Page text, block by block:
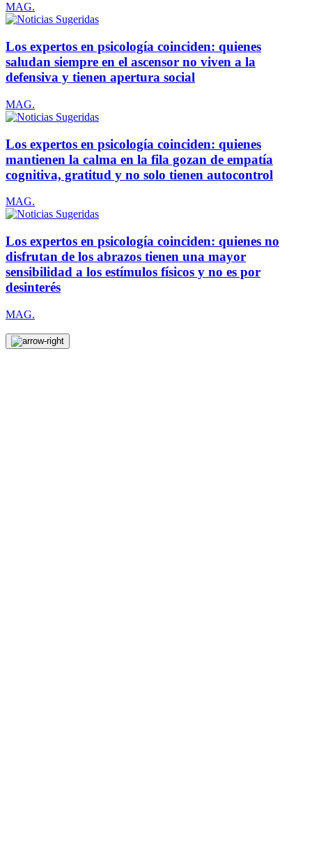
MAG.
Los expertos en psicología coinciden: quienes
saludan siempre en el ascensor no viven a la
defensiva y tienen apertura social
MAG.
Los expertos en psicología coinciden: quienes
mantienen la calma en la fila gozan de empatía
cognitiva, gratitud y no solo tienen autocontrol
MAG.
Los expertos en psicología coinciden: quienes no
disfrutan de los abrazos tienen una mayor
sensibilidad a los estímulos físicos y no es por
desinterés
MAG.